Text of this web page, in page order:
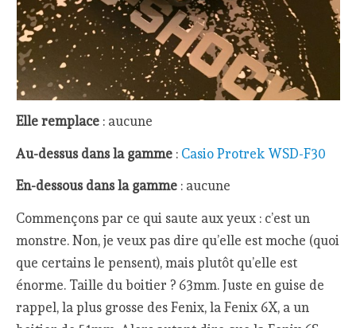
Elle remplace : aucune
Au-dessus dans la gamme : Casio Protrek WSD-F30
En-dessous dans la gamme : aucune
Commençons par ce qui saute aux yeux : c’est un
monstre. Non, je veux pas dire qu’elle est moche (quoi
que certains le pensent), mais plutôt qu’elle est
énorme. Taille du boitier ? 63mm. Juste en guise de
rappel, la plus grosse des Fenix, la Fenix 6X, a un